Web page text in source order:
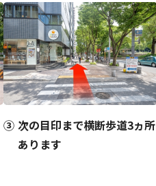
次の目印まで横断歩道3ヵ所
あります